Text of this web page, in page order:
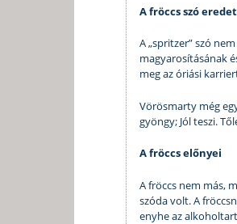
A fröccs szó
A „spritzer” szó
magyarosításának
meg az óriási
Vörösmarty még
gyöngy; Jól teszi.
A fröccs előnyei
A fröccs nem más,
szóda volt. A
enyhe az